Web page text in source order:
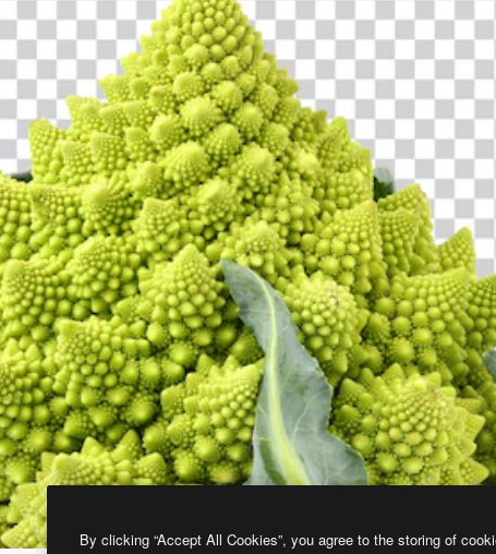
By clicking “Accept All Cookies”, you agree to the storing of